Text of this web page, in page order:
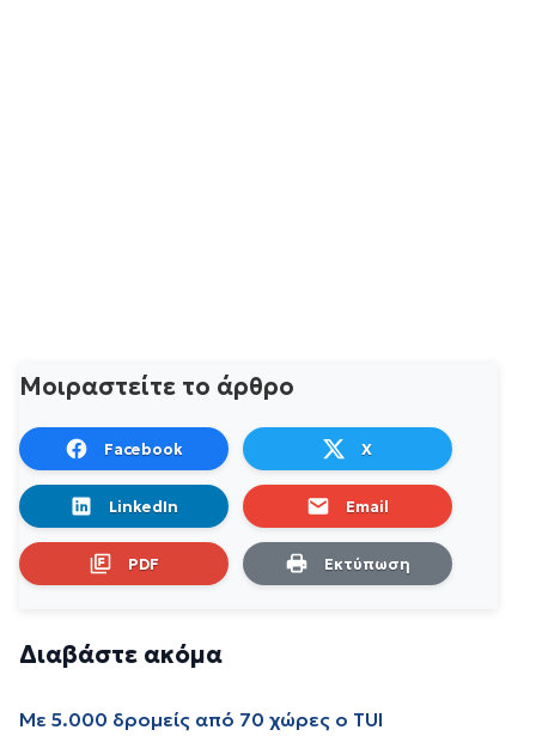
Μοιραστείτε το άρθρο
Facebook X
LinkedIn Email
PDF Εκτύπωση
Διαβάστε ακόμα
Με 5.000 δρομείς από 70 χώρες ο TUI